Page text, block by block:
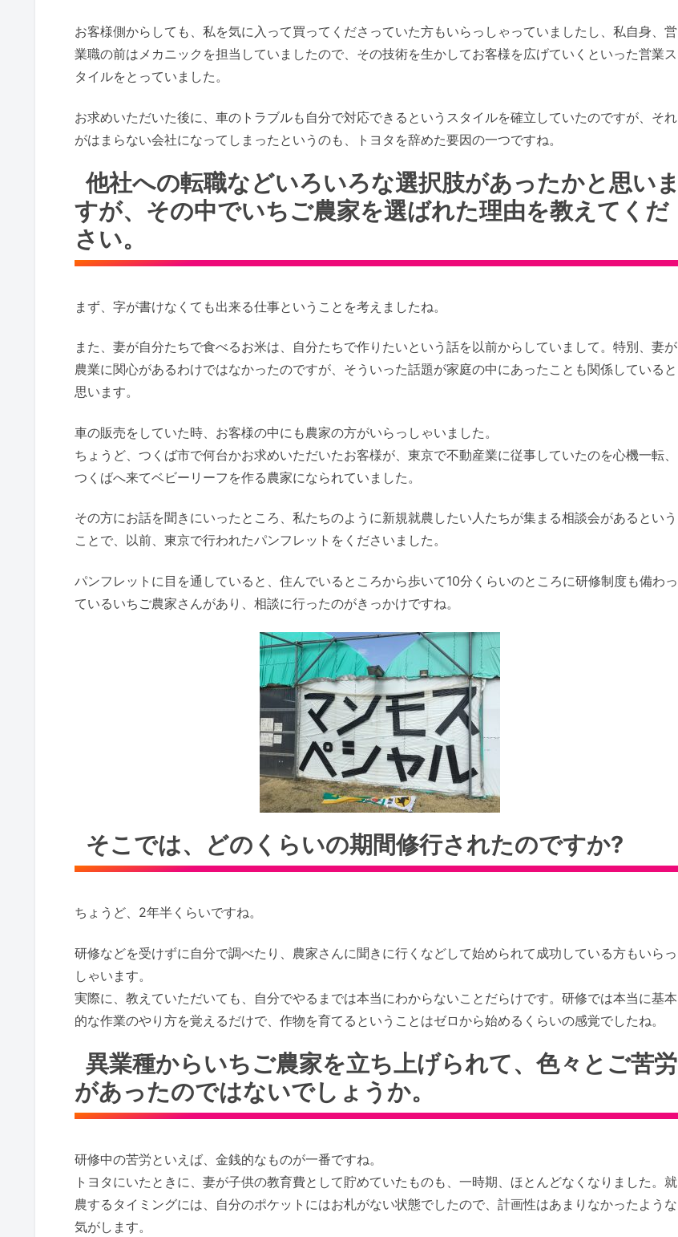
お客様側からしても、私を気に入って買ってくださっていた方もいらっしゃっていましたし、私自身、営
業職の前はメカニックを担当していましたので、その技術を生かしてお客様を広げていくといった営業ス
タイルをとっていました。
お求めいただいた後に、車のトラブルも自分で対応できるというスタイルを確立していたのですが、それ
がはまらない会社になってしまったというのも、トヨタを辞めた要因の一つですね。
他社への転職などいろいろな選択肢があったかと思いま
すが、その中でいちご農家を選ばれた理由を教えてくだ
さい。
まず、字が書けなくても出来る仕事ということを考えましたね。
また、妻が自分たちで食べるお米は、自分たちで作りたいという話を以前からしていまして。特別、妻が
農業に関心があるわけではなかったのですが、そういった話題が家庭の中にあったことも関係していると
思います。
車の販売をしていた時、お客様の中にも農家の方がいらっしゃいました。
ちょうど、つくば市で何台かお求めいただいたお客様が、東京で不動産業に従事していたのを心機一転、
つくばへ来てベビーリーフを作る農家になられていました。
その方にお話を聞きにいったところ、私たちのように新規就農したい人たちが集まる相談会があるという
ことで、以前、東京で行われたパンフレットをくださいました。
パンフレットに目を通していると、住んでいるところから歩いて10分くらいのところに研修制度も備わっ
ているいちご農家さんがあり、相談に行ったのがきっかけですね。
そこでは、どのくらいの期間修行されたのですか?
ちょうど、2年半くらいですね。
研修などを受けずに自分で調べたり、農家さんに聞きに行くなどして始められて成功している方もいらっ
しゃいます。
実際に、教えていただいても、自分でやるまでは本当にわからないことだらけです。研修では本当に基本
的な作業のやり方を覚えるだけで、作物を育てるということはゼロから始めるくらいの感覚でしたね。
異業種からいちご農家を立ち上げられて、色々とご苦労
があったのではないでしょうか。
研修中の苦労といえば、金銭的なものが一番ですね。
トヨタにいたときに、妻が子供の教育費として貯めていたものも、一時期、ほとんどなくなりました。就
農するタイミングには、自分のポケットにはお札がない状態でしたので、計画性はあまりなかったような
気がします。